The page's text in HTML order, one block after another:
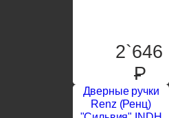
2`646
P
Дверные ручки
Renz (Ренц)